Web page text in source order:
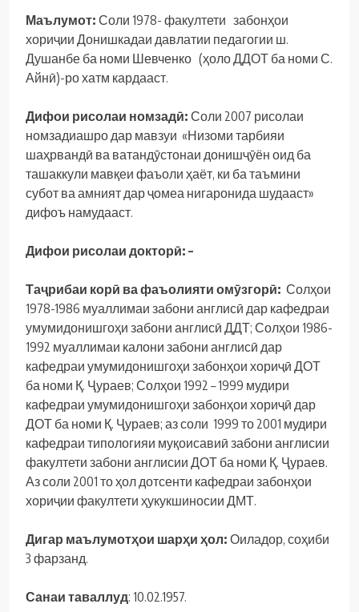
Маълумот: Соли 1978- факултети забонҳои
хориҷии Донишкадаи давлатии педагогии ш.
Душанбе ба номи Шевченко (ҳоло ДДОТ ба номи С.
Айнӣ)-ро хатм кардааст.
Дифои рисолаи номзадӣ: Соли 2007 рисолаи
номзадиашро дар мавзуи «Низоми тарбияи
шаҳрвандӣ ва ватандӯстонаи донишҷӯён оид ба
ташаккули мавқеи фаъоли ҳаёт, ки ба таъмини
субот ва амният дар ҷомеа нигаронида шудааст»
дифоъ намудааст.
Дифои рисолаи докторӣ: –
Таҷрибаи корӣ ва фаъолияти омӯзгорӣ: Солҳои
1978-1986 муаллимаи забони англисӣ дар кафедраи
умумидонишгоҳи забони англисӣ ДДТ; Солҳои 1986-
1992 муаллимаи калони забони англисӣ дар
кафедраи умумидонишгоҳи забонҳои хориҷӣ ДОТ
ба номи Қ. Ҷураев; Солҳои 1992 – 1999 мудири
кафедраи умумидонишгоҳи забонҳои хориҷӣ дар
ДОТ ба номи Қ. Ҷураев; аз соли 1999 то 2001 мудири
кафедраи типологияи муқоисавиӣ забони англисии
факултети забони англисии ДОТ ба номи Қ. Ҷураев.
Аз соли 2001 то ҳол дотсенти кафедраи забонҳои
хориҷии факултети ҳукукшиносии ДМТ.
Дигар маълумотҳои шарҳи ҳол: Оиладор, соҳиби
3 фарзанд.
Санаи таваллуд: 10.02.1957.